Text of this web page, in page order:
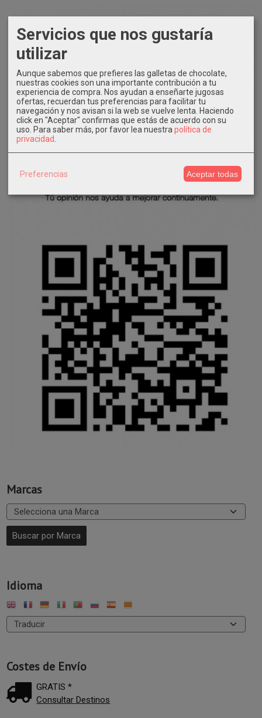
Marcas
Idioma
Costes de Envío
GRATIS *
Consultar Destinos
Servicios que nos gustaría
utilizar
Aunque sabemos que prefieres las galletas de chocolate,
nuestras cookies son una importante contribución a tu
experiencia de compra. Nos ayudan a enseñarte jugosas
ofertas, recuerdan tus preferencias para facilitar tu
navegación y nos avisan si la web se vuelve lenta. Haciendo
click en "Aceptar" confirmas que estás de acuerdo con su
uso. Para saber más, por favor lea nuestra política de
privacidad
Preferencias Aceptar todas